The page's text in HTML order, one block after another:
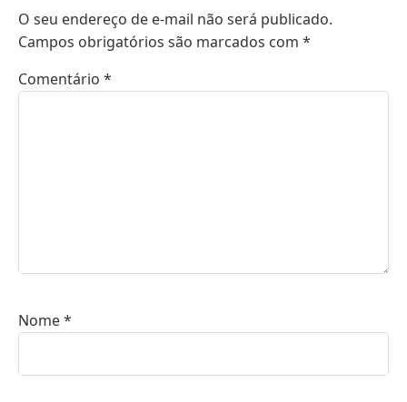
O seu endereço de e-mail não será publicado.
Campos obrigatórios são marcados com *
Comentário *
Nome*